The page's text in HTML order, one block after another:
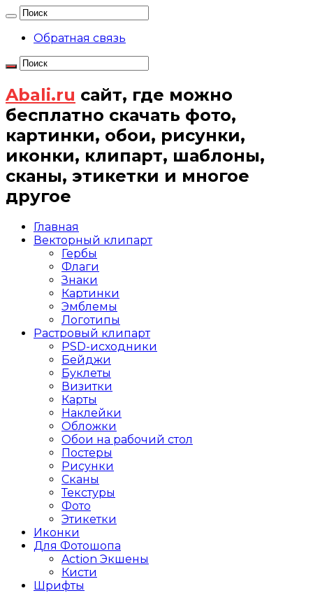
Обратная связь
Abali.ru сайт, где можно
бесплатно скачать фото,
картинки, обои, рисунки,
иконки, клипарт, шаблоны,
сканы, этикетки и многое
другое
Главная
Векторный клипарт
Гербы
Флаги
Знаки
Картинки
Эмблемы
Логотипы
Растровый клипарт
PSD-исходники
Бейджи
Буклеты
Визитки
Карты
Наклейки
Обложки
Обои на рабочий стол
Постеры
Рисунки
Сканы
Текстуры
Фото
Этикетки
Иконки
Для Фотошопа
Action Экшены
Кисти
Шрифты